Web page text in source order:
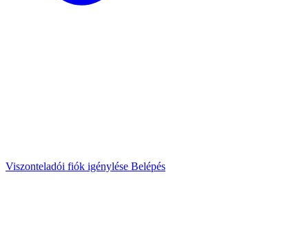
Viszonteladói fiók igénylése Belépés